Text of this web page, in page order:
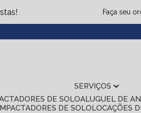
Faça seu
SERVIÇOS
DE SOLO ALUGUEL DE
DE SOLO LOCAÇÕES